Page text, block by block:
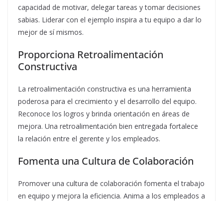
capacidad de motivar, delegar tareas y tomar decisiones
sabias. Liderar con el ejemplo inspira a tu equipo a dar lo
mejor de sí mismos.
Proporciona Retroalimentación
Constructiva
La retroalimentación constructiva es una herramienta
poderosa para el crecimiento y el desarrollo del equipo.
Reconoce los logros y brinda orientación en áreas de
mejora. Una retroalimentación bien entregada fortalece
la relación entre el gerente y los empleados.
Fomenta una Cultura de Colaboración
Promover una cultura de colaboración fomenta el trabajo
en equipo y mejora la eficiencia. Anima a los empleados a